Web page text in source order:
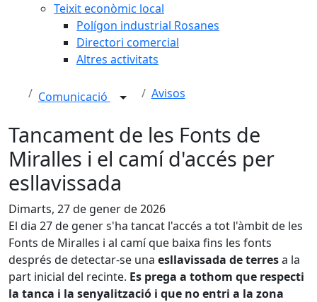
Teixit econòmic local
Polígon industrial Rosanes
Directori comercial
Altres activitats
Comunicació Avisos
Tancament de les Fonts de
Miralles i el camí d'accés per
esllavissada
Dimarts, 27 de gener de 2026
El dia 27 de gener s'ha tancat l'accés a tot l'àmbit de les
Fonts de Miralles i al camí que baixa fins les fonts
després de detectar-se una esllavissada de terresa la
part inicial del recinte. Es prega a tothom que respecti
la tanca i la senyalització i que no entri a la zona